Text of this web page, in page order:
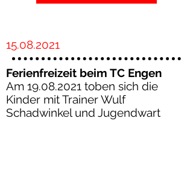
15.08.2021
Ferienfreizeit beim TC Engen
Am 19.08.2021 toben sich die
Kinder mit Trainer Wulf
Schadwinkel und Jugendwart